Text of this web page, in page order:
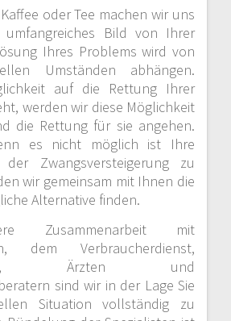
oder Tee machen wir uns
umfangreiches Bild von Ihrer
Ihres Problems wird von
Umständen abhängen.
auf die Rettung Ihrer
werden wir diese Möglichkeit
die Rettung für sie angehen.
es nicht möglich ist Ihre
Zwangsversteigerung zu
wir gemeinsam mit Ihnen die
Alternative finden.
Zusammenarbeit mit
dem Verbraucherdienst,
Ärzten und
sind wir in der Lage Sie
Situation vollständig zu